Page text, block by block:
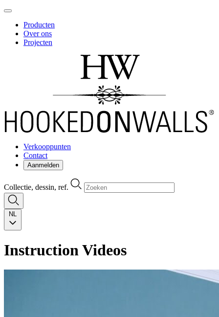
Producten
Over ons
Projecten
Verkooppunten
Contact
Aanmelden
Collectie, dessin, ref.
NL
Instruction Videos